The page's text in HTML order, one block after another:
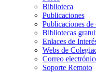
Biblioteca
Publicaciones
Publicaciones de
Bibliotecas
Enlaces de
Webs de
Correo
Soporte Remoto